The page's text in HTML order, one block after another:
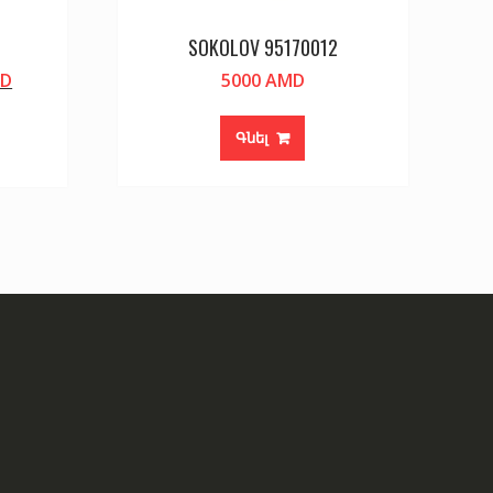
SOKOLOV 95170012
5000AMD
Գնել